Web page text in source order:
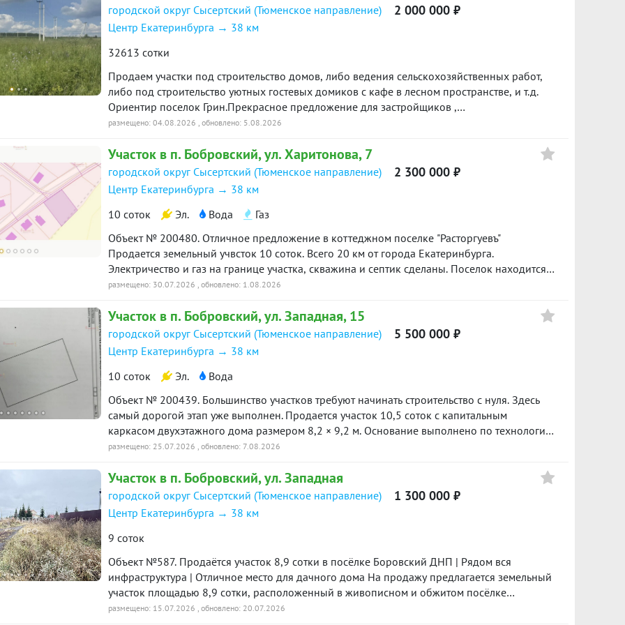
городской округ Сысертский (Тюменское направление)
Центр Екатеринбурга → 38 км
32613 сотки
2 000 000 ₽
Продаем участки под строительство домов, либо ведения сельскохозяйственных работ,
либо под строительство уютных гостевых домиков с кафе в лесном пространстве, и т.д.
Ориентир поселок Грин.Прекрасное предложение для застройщиков ,
предпринимателей под вашу фантазию.Один собственник. Быстрый выход на сделку.
19125
размещено: 04.08.2026 , обновлено: 5.08.2026
Участок в п. Бобровский, ул. Харитонова, 7
городской округ Сысертский (Тюменское направление)
Центр Екатеринбурга → 38 км
10 соток
Эл. Вода Газ
2 300 000 ₽
Объект № 200480. Отличное предложение в коттеджном поселке "Расторгуевъ"
Продается земельный учвсток 10 соток. Всего 20 км от города Екатеринбурга.
Электричество и газ на границе участка, скважина и септик сделаны. Поселок находится в
окружении леса, кргуглосуточная охрана, на территории водоем, детские и спортивные
на все вопросы!
размещено: 30.07.2026 , обновлено: 1.08.2026
Участок в п. Бобровский, ул. Западная, 15
городской округ Сысертский (Тюменское направление)
Центр Екатеринбурга → 38 км
10 соток
Эл. Вода
5 500 000 ₽
Объект № 200439. Большинство участков требуют начинать строительство с нуля. Здесь
самый дорогой этап уже выполнен. Продается участок 10,5 соток с капитальным
каркасом двухэтажного дома размером 8,2 × 9,2 м. Основание выполнено по технологии:
сваи, ленточный фундамент и монолитная плита. Стены из твинблока толщиной 600 мм.
для дома и бани; электричество 15 кВт (380 В); газ по границе участка; выгребная яма из
трех бетонных колец; выполнено межевание, присвоен адрес. Также есть баня из бревна
6×4 м с пристроем 6×3 м и ухоженный плодовый сад.. Цена: 5 500 000 рублей. Отличный
вариант для тех, кто хочет построить дом без многолетней подготовки участка и лишних
затрат. Звоните, чтобы договориться о просмотре.
размещено: 25.07.2026 , обновлено: 7.08.2026
Участок в п. Бобровский, ул. Западная
городской округ Сысертский (Тюменское направление)
Центр Екатеринбурга → 38 км
9 соток
1 300 000 ₽
Объект №587. Продаётся участок 8,9 сотки в посёлке Боровский ДНП | Рядом вся
инфраструктура | Отличное место для дачного дома На продажу предлагается земельный
участок площадью 8,9 сотки, расположенный в живописном и обжитом посёлке
Боровский. Участок правильной формы, подъезд — круглогодичный. Характеристики: —
размещено: 15.07.2026 , обновлено: 20.07.2026